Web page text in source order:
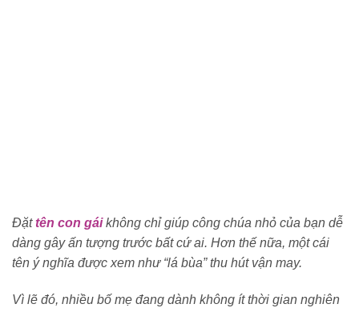
Đặttên con gáikhông chỉ giúp công chúa nhỏ của bạn dễ
dàng gây ấn tượng trước bất cứ ai. Hơn thế nữa, một cái
tên ý nghĩa được xem như “lá bùa” thu hút vận may.
Vì lẽ đó, nhiều bố mẹ đang dành không ít thời gian nghiên